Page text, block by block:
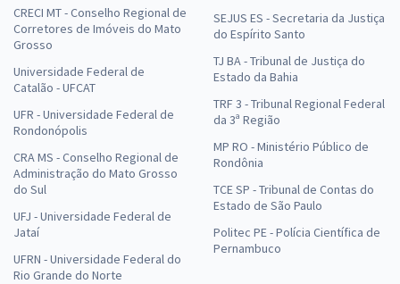
CRECI MT - Conselho Regional de
Corretores de Imóveis do Mato
Grosso
Universidade Federal de
Catalão - UFCAT
UFR - Universidade Federal de
Rondonópolis
CRA MS - Conselho Regional de
Administração do Mato Grosso
do Sul
UFJ - Universidade Federal de
Jataí
UFRN - Universidade Federal do
Rio Grande do Norte
SEJUS ES - Secretaria da Justiça
do Espírito Santo
TJ BA - Tribunal de Justiça do
Estado da Bahia
TRF 3 - Tribunal Regional Federal
da 3ª Região
MP RO - Ministério Público de
Rondônia
TCE SP - Tribunal de Contas do
Estado de São Paulo
Politec PE - Polícia Científica de
Pernambuco